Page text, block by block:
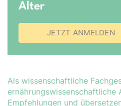
Alter
JETZT ANMELDEN
Als wissenschaftliche
er­nähr­ungs­wis­sen­schaft­liche
Empfehlungen und